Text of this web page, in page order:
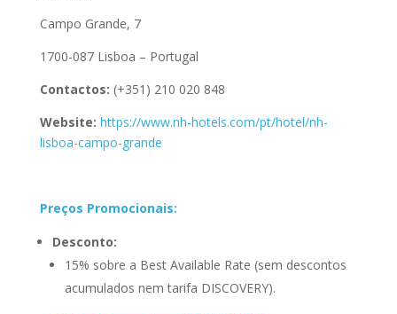
Campo Grande, 7
1700-087 Lisboa – Portugal
Contactos: (+351) 210 020 848
Website: https://www.nh-hotels.com/pt/hotel/nh-
lisboa-campo-grande
Preços Promocionais:
Desconto:
15% sobre a Best Available Rate (sem descontos
acumulados nem tarifa DISCOVERY).